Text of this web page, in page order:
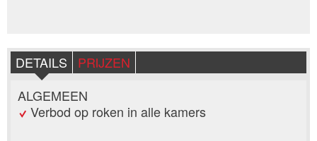
DETAILS
PRIJZEN
ALGEMEEN
Verbod op roken in alle kamers